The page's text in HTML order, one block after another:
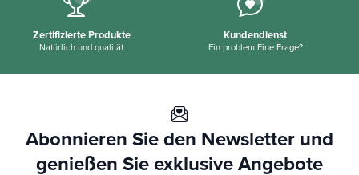
Zertifizierte Produkte
Natürlich und qualität
Kundendienst
Ein problem Eine Frage?
Abonnieren Sie den Newsletter und
genießen Sie exklusive Angebote